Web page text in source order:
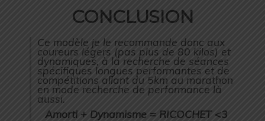
CONCLUSION
Ce modèle je le recommande donc aux
coureurs légers (pas plus de 80 kilos) et
dynamiques, à la recherche de séances
spécifiques longues performantes et de
compétitions allant du 5km au marathon
en mode recherche de performance là
aussi.
Amorti + Dynamisme = RICOCHET <3